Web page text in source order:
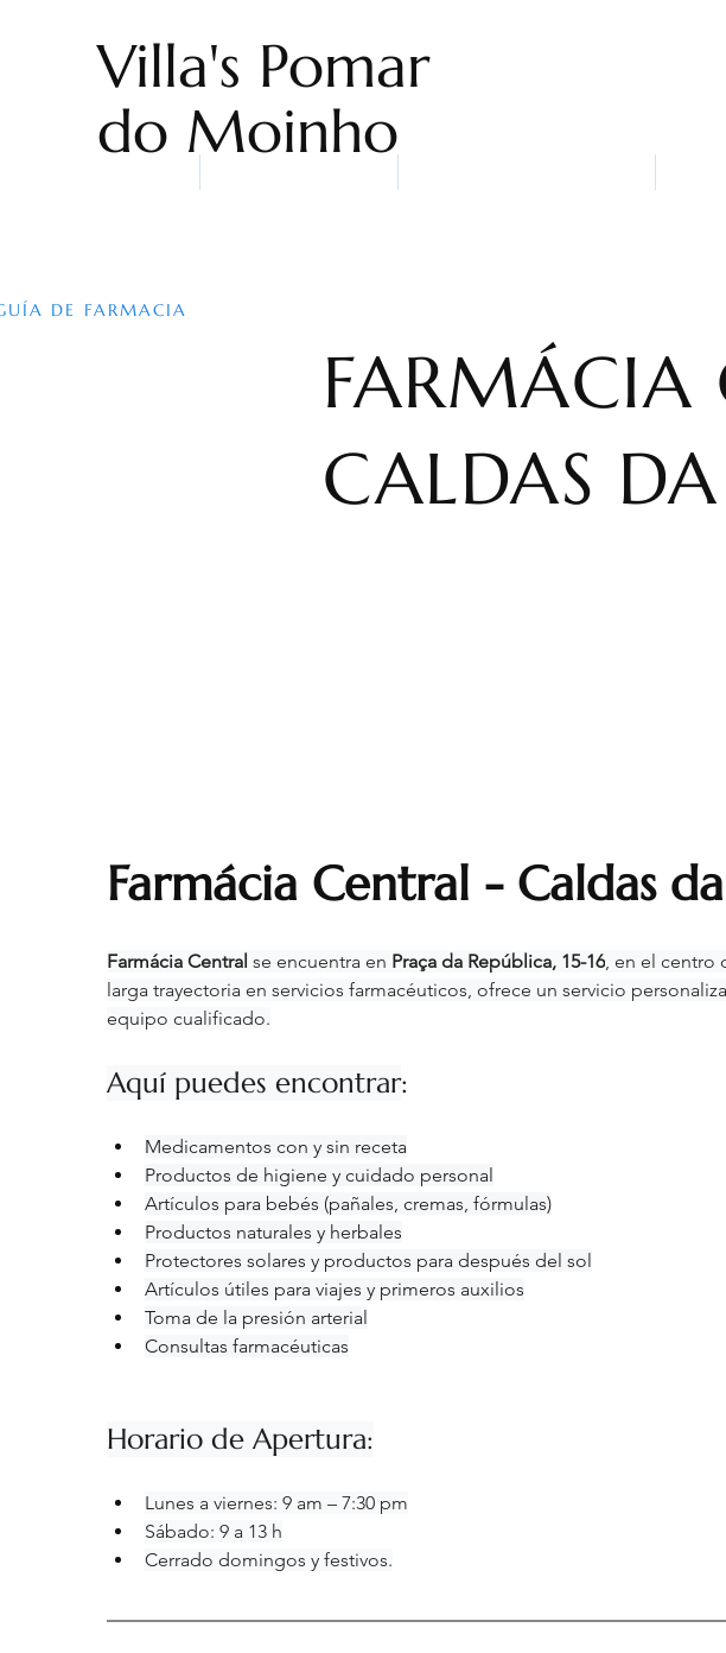
Villa's Pomar
do Moinho
DE FARMACIA
FARMÁCIA
CALDAS
Farmácia Central - Caldas
Farmácia Central se encuentra en Praça da República, 15-16, en el centro
larga trayectoria en servicios farmacéuticos, ofrece un servicio
equipo cualificado.
Aquí puedes encontrar:
Medicamentos con y sin receta
Productos de higiene y cuidado personal
Artículos para bebés (pañales, cremas, fórmulas)
Productos naturales y herbales
Protectores solares y productos para después del sol
Artículos útiles para viajes y primeros auxilios
Toma de la presión arterial
Consultas farmacéuticas
Horario de Apertura:
Lunes a viernes: 9 am – 7:30 pm
Sábado: 9 a 13 h
Cerrado domingos y festivos.